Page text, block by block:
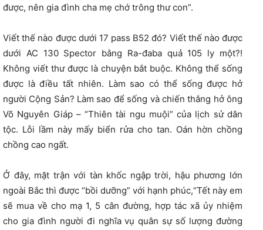
được, nên gia đình cha mẹ chớ trông thư con”.
Viết thế nào được dưới 17 pass B52 đó? Viết thế nào được
dưới AC 130 Spector bằng Ra-đaba quả 105 ly một?!
Không viết thư được là chuyện bắt buộc. Không thể sống
được là điều tất nhiên. Làm sao có thể sống được hở
người Cộng Sản? Làm sao để sống và chiến thắng hở ông
Võ Nguyên Giáp – “Thiên tài ngu muội” của lịch sử dân
tộc. Lỗi lầm này mấy biển rửa cho tan. Oán hờn chồng
chồng cao ngất.
Ở đây, mặt trận với tàn khốc ngập trời, hậu phương lớn
ngoài Bắc thì được “bồi dưỡng” với hạnh phúc,“Tết này em
sẽ mua về cho mạ 1, 5 cân đường, hợp tác xã ủy nhiệm
cho gia đình người đi nghĩa vụ quân sự số lượng đường